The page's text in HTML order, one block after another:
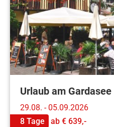
Urlaub am Gardasee
29.08. - 05.09.2026
8 Tage
ab € 639,-